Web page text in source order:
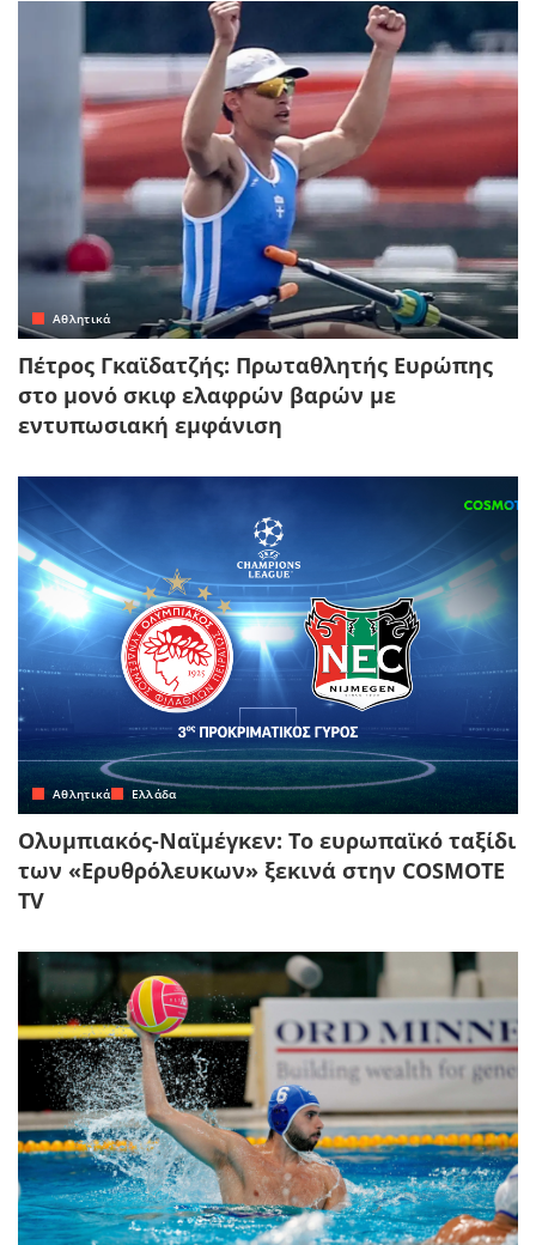
Αθλητικά
Πέτρος Γκαϊδατζής: Πρωταθλητής Ευρώπης
στο μονό σκιφ ελαφρών βαρών με
εντυπωσιακή εμφάνιση
Αθλητικά Ελλάδα
Ολυμπιακός-Ναϊμέγκεν: Το ευρωπαϊκό ταξίδι
των «Ερυθρόλευκων» ξεκινά στην COSMOTE
TV